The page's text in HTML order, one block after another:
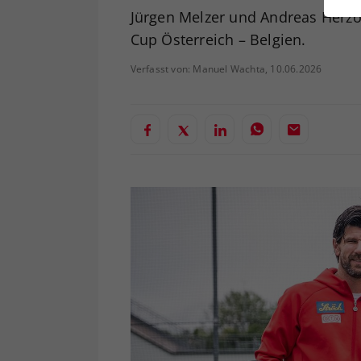
Jürgen Melzer und Andreas
Cup Österreich – Belgien.
Verfasst von: Manuel Wachta, 10.06.2026